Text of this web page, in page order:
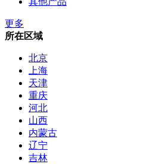
更多
所在区域
北京
上海
天津
重庆
河北
山西
内蒙古
辽宁
吉林